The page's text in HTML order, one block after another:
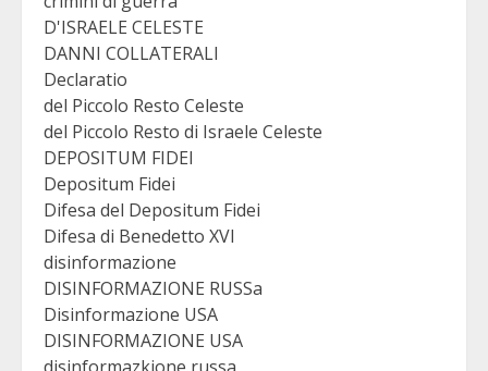
D'ISRAELE CELESTE
DANNI COLLATERALI
Declaratio
del Piccolo Resto Celeste
del Piccolo Resto di Israele Celeste
DEPOSITUM FIDEI
Depositum Fidei
Difesa del Depositum Fidei
Difesa di Benedetto XVI
disinformazione
DISINFORMAZIONE RUSSa
Disinformazione USA
DISINFORMAZIONE USA